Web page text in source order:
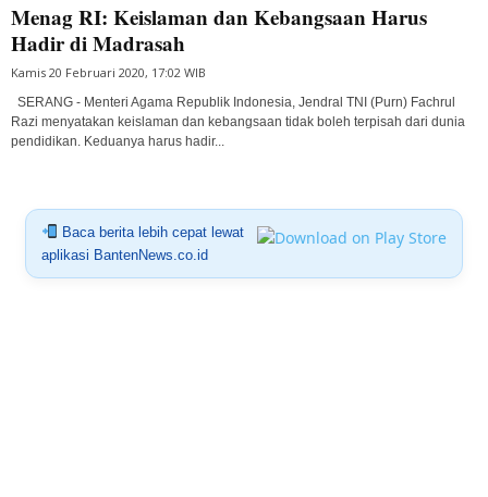
Menag RI: Keislaman dan Kebangsaan Harus
Hadir di Madrasah
Kamis 20 Februari 2020, 17:02 WIB
SERANG - Menteri Agama Republik Indonesia, Jendral TNI (Purn) Fachrul
Razi menyatakan keislaman dan kebangsaan tidak boleh terpisah dari dunia
pendidikan. Keduanya harus hadir...
Baca berita lebih cepat lewat
aplikasi BantenNews.co.id